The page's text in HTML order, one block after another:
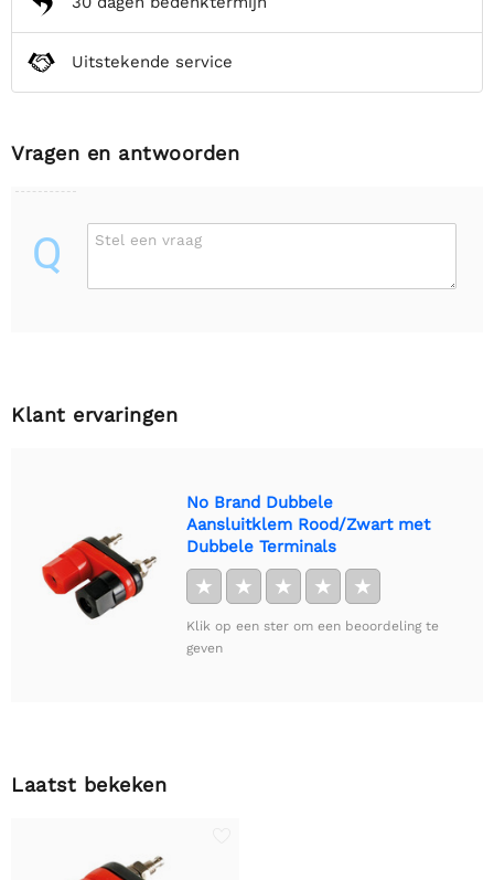
Uitstekende service
Vragen en antwoorden
Q Stel een vraag
Klant ervaringen
No Brand Dubbele
Aansluitklem Rood/Zwart met
Dubbele Terminals
★ ★ ★ ★ ★
Klik op een ster om een beoordeling te
geven
Laatst bekeken